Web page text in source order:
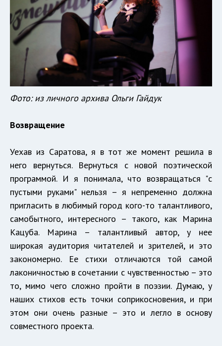
Фото: из личного архива Ольги Гайдук
Возвращение
Уехав из Саратова, я в тот же момент решила в
него вернуться. Вернуться с новой поэтической
программой. И я понимала, что возвращаться "с
пустыми руками" нельзя – я непременно должна
пригласить в любимый город кого-то талантливого,
самобытного, интересного – такого, как Марина
Кацуба. Марина – талантливый автор, у нее
широкая аудитория читателей и зрителей, и это
закономерно. Ее стихи отличаются той самой
лаконичностью в сочетании с чувственностью – это
то, мимо чего сложно пройти в поэзии. Думаю, у
наших стихов есть точки соприкосновения, и при
этом они очень разные – это и легло в основу
совместного проекта.